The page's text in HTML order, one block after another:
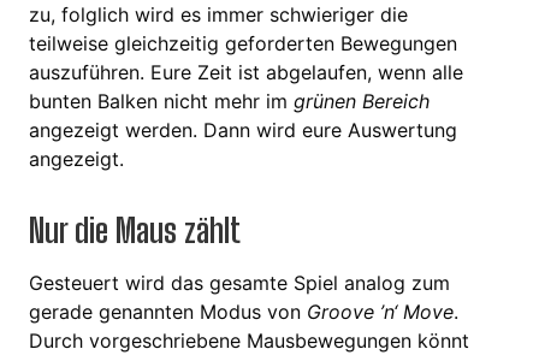
zu, folglich wird es immer schwieriger die
teilweise gleichzeitig geforderten Bewegungen
auszuführen. Eure Zeit ist abgelaufen, wenn alle
bunten Balken nicht mehr im grünen Bereich
angezeigt werden. Dann wird eure Auswertung
angezeigt.
Nur die Maus zählt
Gesteuert wird das gesamte Spiel analog zum
gerade genannten Modus von Groove ’n‘ Move.
Durch vorgeschriebene Mausbewegungen könnt